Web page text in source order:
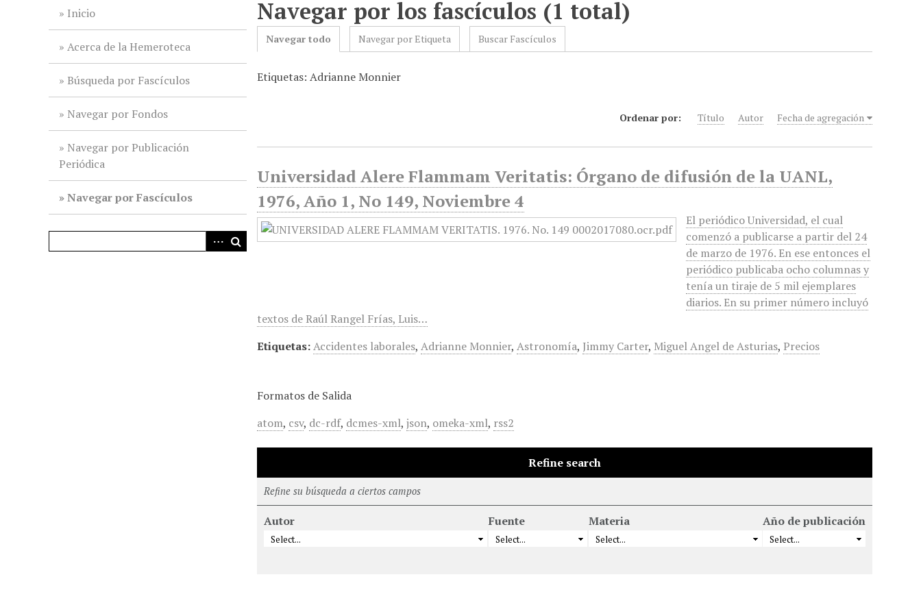
Inicio
Acerca de la Hemeroteca
Búsqueda por Fascículos
Navegar por Fondos
Navegar por Publicación
Periódica
Navegar por Fascículos
Navegar por los fascículos (1 total)
Navegar todo Navegar por Etiqueta Buscar Fascículos
Etiquetas: Adrianne Monnier
Ordenar por: Título Autor Fecha de agregación
Universidad Alere Flammam Veritatis: Órgano de difusión de la UANL,
1976, Año 1, No 149, Noviembre 4
El periódico Universidad, el cual
comenzó a publicarse a partir del 24
de marzo de 1976. En ese entonces el
periódico publicaba ocho columnas y
tenía un tiraje de 5 mil ejemplares
diarios. En su primer número incluyó
textos de Raúl Rangel Frías, Luis…
Etiquetas:Accidentes laborales,Adrianne Monnier,Astronomía, Jimmy Carter, Miguel Angel de Asturias, Precios
Formatos de Salida
atom, csv, dc-rdf, dcmes-xml,json, omeka-xml, rss2
Refine search
Refine su búsqueda a ciertos campos
Autor Fuente Materia Año de publicación